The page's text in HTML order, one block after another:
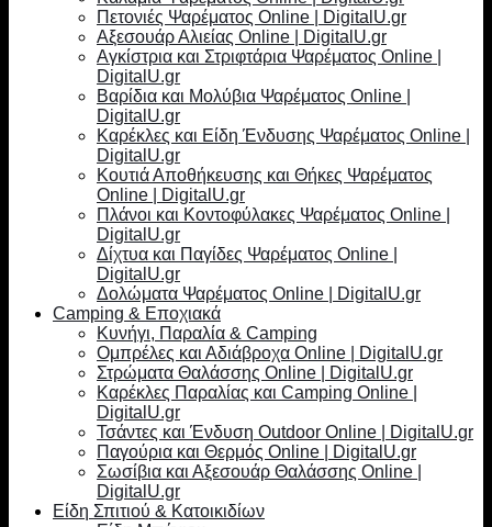
Πετονιές Ψαρέματος Online | DigitalU.gr
Αξεσουάρ Αλιείας Online | DigitalU.gr
Αγκίστρια και Στριφτάρια Ψαρέματος Online |
DigitalU.gr
Βαρίδια και Μολύβια Ψαρέματος Online |
DigitalU.gr
Καρέκλες και Είδη Ένδυσης Ψαρέματος Online |
DigitalU.gr
Κουτιά Αποθήκευσης και Θήκες Ψαρέματος
Online | DigitalU.gr
Πλάνοι και Κοντοφύλακες Ψαρέματος Online |
DigitalU.gr
Δίχτυα και Παγίδες Ψαρέματος Online |
DigitalU.gr
Δολώματα Ψαρέματος Online | DigitalU.gr
Camping & Εποχιακά
Κυνήγι, Παραλία & Camping
Ομπρέλες και Αδιάβροχα Online | DigitalU.gr
Στρώματα Θαλάσσης Online | DigitalU.gr
Καρέκλες Παραλίας και Camping Online |
DigitalU.gr
Τσάντες και Ένδυση Outdoor Online | DigitalU.gr
Παγούρια και Θερμός Online | DigitalU.gr
Σωσίβια και Αξεσουάρ Θαλάσσης Online |
DigitalU.gr
Είδη Σπιτιού & Κατοικιδίων